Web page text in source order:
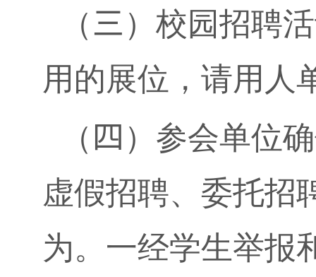
（ 三 ）校园招聘
用的展位，请用人
（ 四 ）参会单位
虚假招聘、委托招
为。一经学生举报